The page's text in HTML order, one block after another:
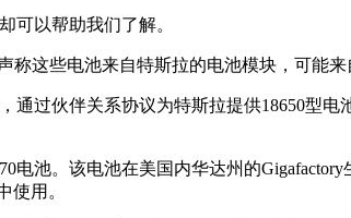
可以帮助我们了解。
称这些电池来自特斯拉的电池模块，可能来
过伙伴关系协议为特斯拉提供18650型
池。该电池在美国内华达州的
使用。